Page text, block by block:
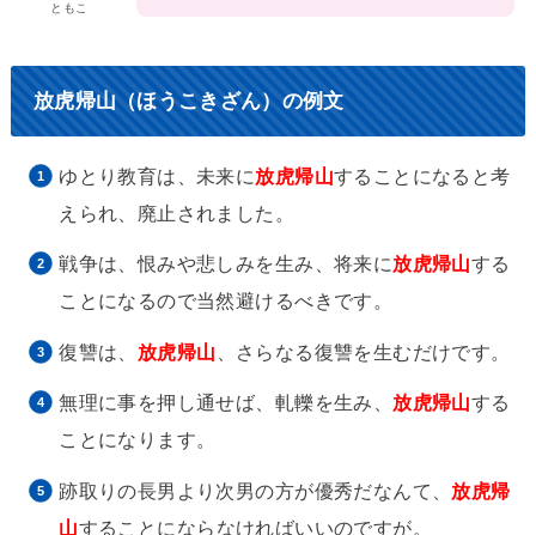
ともこ
放虎帰山（ほうこきざん）の例文
ゆとり教育は、未来に放虎帰山することになると考
えられ、廃止されました。
戦争は、恨みや悲しみを生み、将来に放虎帰山する
ことになるので当然避けるべきです。
復讐は、 放虎帰山 、さらなる復讐を生むだけです。
無理に事を押し通せば、軋轢を生み、 放虎帰山する
ことになります。
跡取りの長男より次男の方が優秀だなんて、 放虎帰
山することにならなければいいのですが。